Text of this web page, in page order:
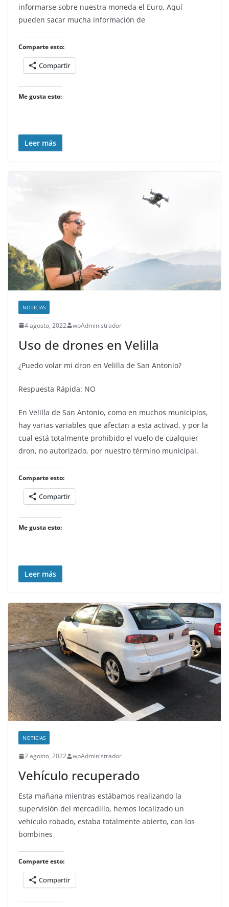
informarse sobre nuestra moneda el Euro. Aquí
pueden sacar mucha información de
Comparte esto:
Compartir
Me gusta esto:
Leer más
NOTICIAS
4 agosto, 2022 wpAdministrador
Uso de drones en Velilla
¿Puedo volar mi dron en Velilla de San Antonio?
Respuesta Rápida: NO
En Velilla de San Antonio, como en muchos municipios,
hay varias variables que afectan a esta activad, y por la
cual está totalmente prohibido el vuelo de cualquier
dron, no autorizado, por nuestro término municipal.
Comparte esto:
Compartir
Me gusta esto:
Leer más
NOTICIAS
2 agosto, 2022 wpAdministrador
Vehículo recuperado
Esta mañana mientras estábamos realizando la
supervisión del mercadillo, hemos localizado un
vehículo robado, estaba totalmente abierto, con los
bombines
Comparte esto:
Compartir